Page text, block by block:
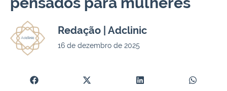
Redação | Adclinic
16 de dezembro de 2025